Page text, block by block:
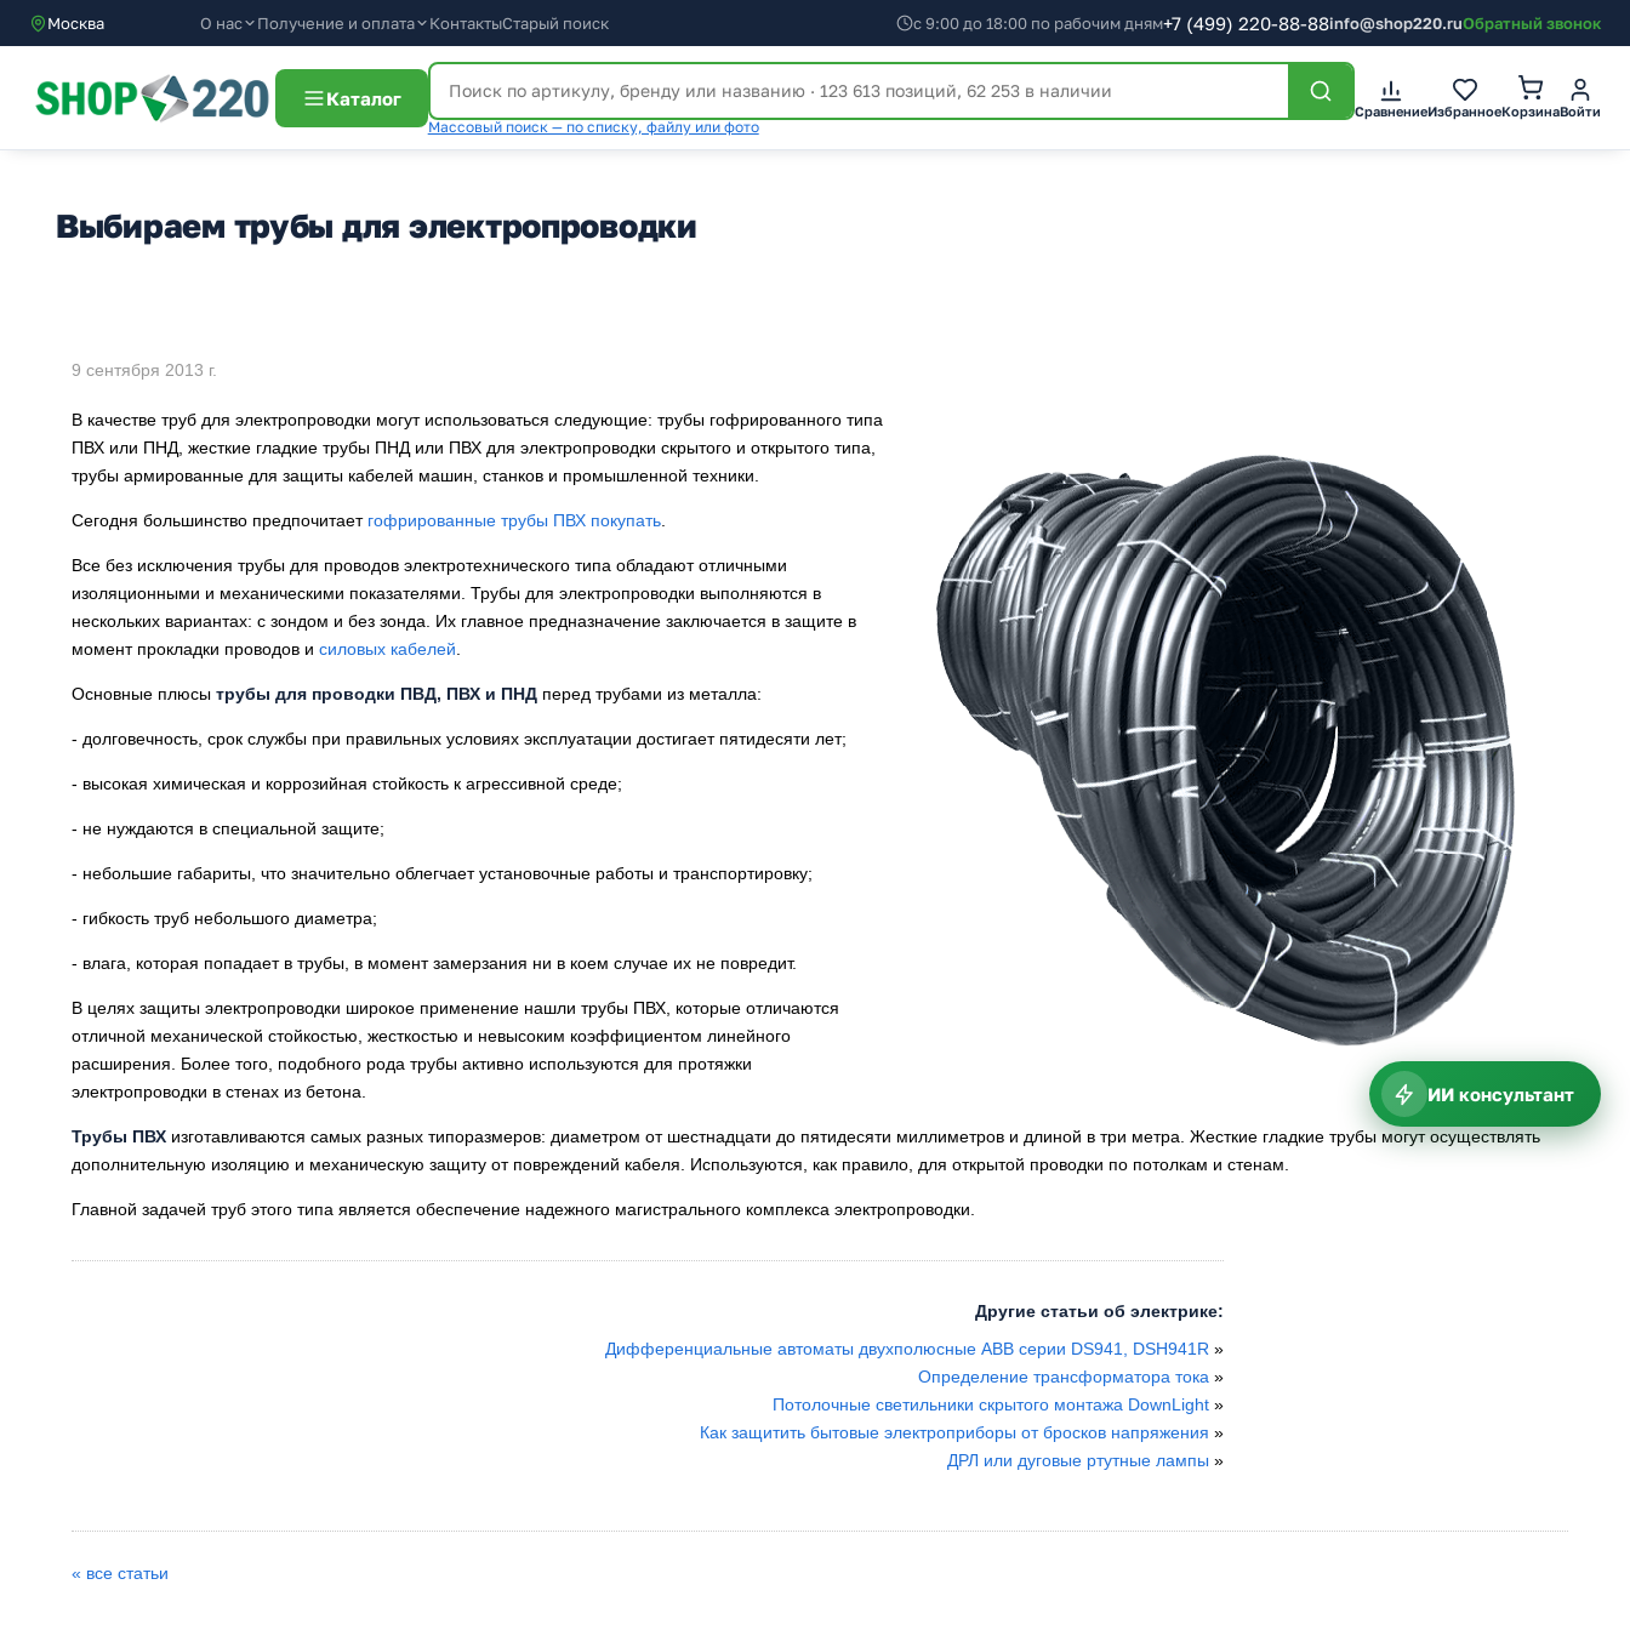
Москва О нас Получение и оплата КонтактыСтарый поиск с 9:00 до 18:00 по рабочим дням+7 (499) 220-88-88info@shop220.ruОбратный звонок
Каталог
Массовый поиск — по списку, файлу или фото
СравнениеИзбранноеКорзинаВойти
Выбираем трубы для электропроводки
9 сентября 2013 г.
В качестве труб для электропроводки могут использоваться следующие: трубы гофрированного типа
ПВХ или ПНД, жесткие гладкие трубы ПНД или ПВХ для электропроводки скрытого и открытого типа,
трубы армированные для защиты кабелей машин, станков и промышленной техники.
Сегодня большинство предпочитает гофрированные трубы ПВХ покупать
Все без исключения трубы для проводов электротехнического типа обладают отличными
изоляционными и механическими показателями. Трубы для электропроводки выполняются в
нескольких вариантах: с зондом и без зонда. Их главное предназначение заключается в защите в
момент прокладки проводов и силовых кабелей
Основные плюсы трубы для проводки ПВД, ПВХ и ПНД перед трубами из металла:
- долговечность, срок службы при правильных условиях эксплуатации достигает пятидесяти лет;
- высокая химическая и коррозийная стойкость к агрессивной среде;
- не нуждаются в специальной защите;
- небольшие габариты, что значительно облегчает установочные работы и транспортировку;
- гибкость труб небольшого диаметра;
- влага, которая попадает в трубы, в момент замерзания ни в коем случае их не повредит.
В целях защиты электропроводки широкое применение нашли трубы ПВХ, которые отличаются
отличной механической стойкостью, жесткостью и невысоким коэффициентом линейного
расширения. Более того, подобного рода трубы активно используются для протяжки
электропроводки в стенах из бетона.
Трубы ПВХ изготавливаются самых разных типоразмеров: диаметром от шестнадцати до пятидесяти миллиметров и длиной в три метра. Жесткие гладкие трубы могут осуществлять
дополнительную изоляцию и механическую защиту от повреждений кабеля. Используются, как правило, для открытой проводки по потолкам и стенам.
Главной задачей труб этого типа является обеспечение надежного магистрального комплекса электропроводки.
Другие статьи об электрике:
Дифференциальные автоматы двухполюсные ABB серии DS941, DSH941R »
Определение трансформатора тока »
Потолочные светильники скрытого монтажа DownLight »
Как защитить бытовые электроприборы от бросков напряжения »
ДРЛ или дуговые ртутные лампы »
« все статьи
ИИ консультант